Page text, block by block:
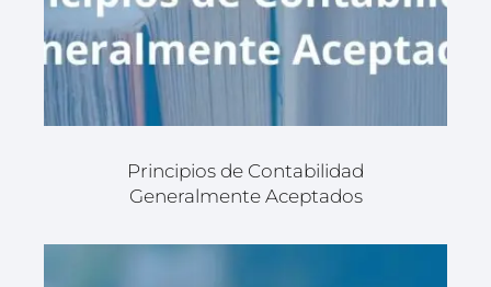
Principios de Contabilidad
Generalmente Aceptados